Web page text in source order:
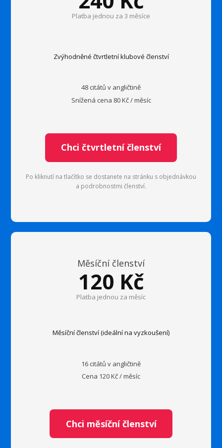
Platba jednou za 3 měsíce
Zvýhodněné čtvrtletní klubové členství
48 citátů v angličtině
Snížená cena 80 Kč / měsíc
Chci čtvrtletní členství
Po kliknutí na tlačítko se dostanete na stránku s objednávkou
a podrobnostmi členství.
Měsíční členství
120 Kč
Platba jednou za měsíc
Měsíční členství (ideální na vyzkoušení)
16 citátů v angličtině
Cena 120 Kč / měsíc
Chci měsíční členství